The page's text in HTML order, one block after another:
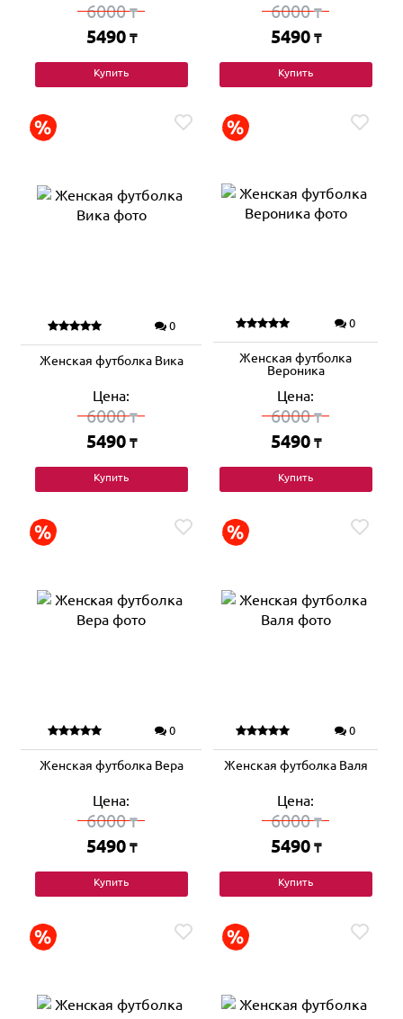
6000₸
5490 ₸
Купить
6000₸
5490 ₸
Купить
0
Женская футболка Вика
Цена:
6000₸
5490 ₸
Купить
0
Женская футболка
Вероника
Цена:
6000₸
5490 ₸
Купить
0
Женская футболка Вера
Цена:
6000₸
5490 ₸
Купить
0
Женская футболка Валя
Цена:
6000₸
5490 ₸
Купить